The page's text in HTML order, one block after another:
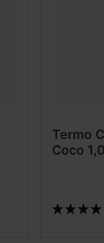
Termo
Coco